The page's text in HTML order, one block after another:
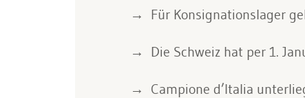
Für Konsignationslager
Die Schweiz hat per 1.
Campione d’Italia